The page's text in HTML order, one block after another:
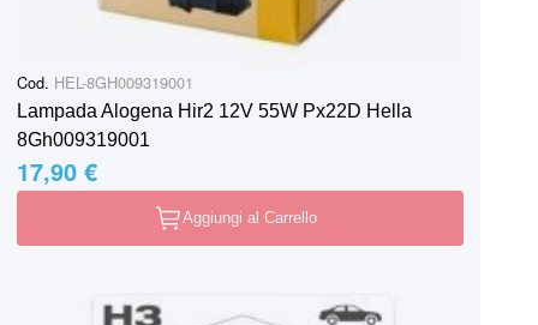
Cod. HEL-8GH009319001
Lampada Alogena Hir2 12V 55W Px22D Hella
8Gh009319001
17,90 €
Aggiungi al Carrello